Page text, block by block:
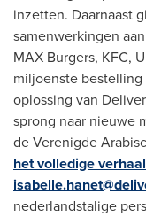
inzetten. Daarnaast
samenwerkingen
MAX Burgers, KFC,
miljoenste bestelling
oplossing van
sprong naar nieuwe
de Verenigde
het volledige verhaal
nederlandstalige